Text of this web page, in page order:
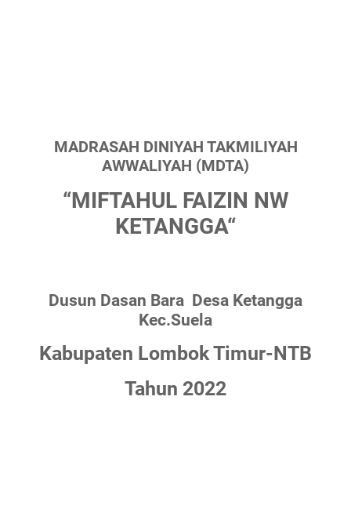
MADRASAH DINIYAH TAKMILIYAH
AWWALIYAH (MDTA)
“MIFTAHUL FAIZIN NW
KETANGGA“
Dusun Dasan Bara Desa Ketangga
Kec.Suela
Kabupaten Lombok Timur-NTB
Tahun 2022